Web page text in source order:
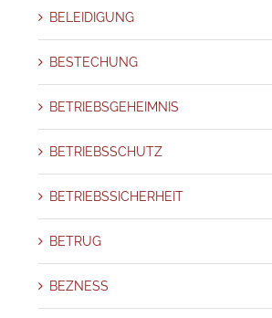
BELEIDIGUNG
BESTECHUNG
BETRIEBSGEHEIMNIS
BETRIEBSSCHUTZ
BETRIEBSSICHERHEIT
BETRUG
BEZNESS